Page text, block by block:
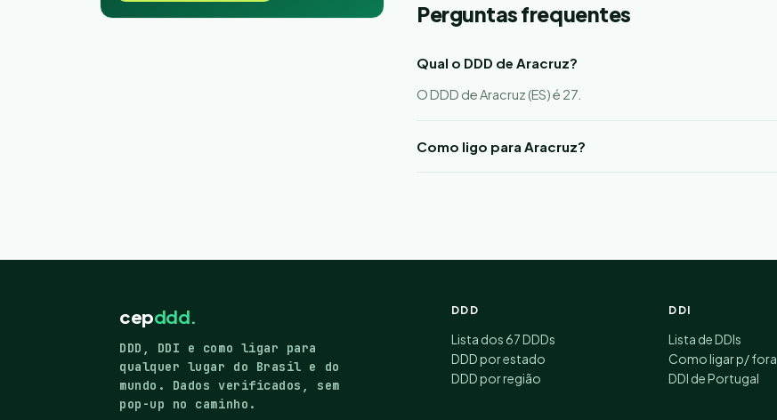
Perguntas frequentes
Qual o DDD de Aracruz?
O DDD de Aracruz (ES) é 27.
Como ligo para Aracruz?
cepddd.
DDD, DDI e como ligar para
qualquer lugar do Brasil e do
mundo. Dados verificados, sem
pop-up no caminho.
DDD
Lista dos 67 DDDs
DDD por estado
DDD por região
DDI
Lista de DDIs
Como ligar p/ fora
DDI de Portugal